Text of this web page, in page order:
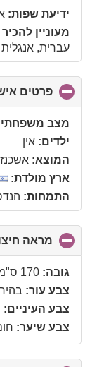
ידיעת שפות:
מעוניין
עברית, אנגלית
פרטים
מצב
ילדים: אין
המוצא:
ארץ מולדת:
התמחות:
מראה
גובה: 170 ס"מ
צבע עור: בהיר
צבע העיניים:
צבע שיער: